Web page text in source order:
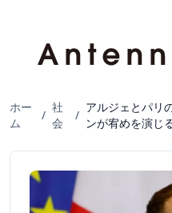
ホー
ム
/
社
会
/
アルジェとパリ
ンが宥めを演じ